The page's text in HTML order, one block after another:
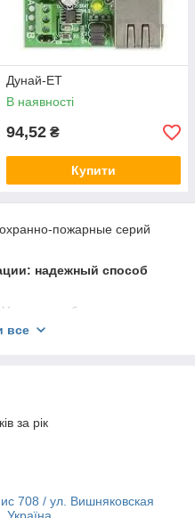
Дунай-ЕТ
В наявності
94,52 ₴
Купити
пожарные серий
надежный способ
бронированную
не всегда эффективно,
обладнання для
обладнання таких
все
за рік
708 / ул. Вишняковская